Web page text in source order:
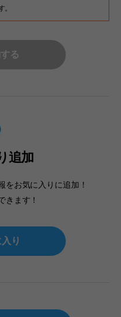
る
追加
をお気に入りに追加！
きます！
り